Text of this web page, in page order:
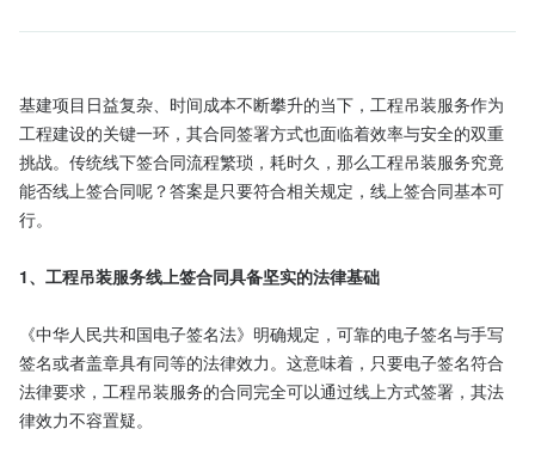
基建项目日益复杂、时间成本不断攀升的当下，工程吊装服务作为
工程建设的关键一环，其合同签署方式也面临着效率与安全的双重
挑战。传统线下签合同流程繁琐，耗时久，那么工程吊装服务究竟
能否线上签合同呢？答案是只要符合相关规定，线上签合同基本可
行。
1、工程吊装服务线上签合同具备坚实的法律基础
《中华人民共和国电子签名法》明确规定，可靠的电子签名与手写
签名或者盖章具有同等的法律效力。这意味着，只要电子签名符合
法律要求，工程吊装服务的合同完全可以通过线上方式签署，其法
律效力不容置疑。